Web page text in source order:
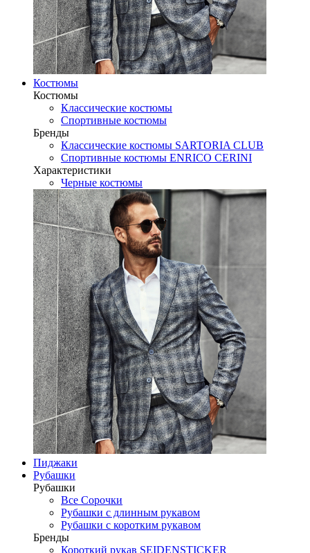
Костюмы
Костюмы
Классические костюмы
Спортивные костюмы
Бренды
Классические костюмы SARTORIA CLUB
Спортивные костюмы ENRICO CERINI
Характеристики
Черные костюмы
Пиджаки
Рубашки
Рубашки
Все Сорочки
Рубашки с длинным рукавом
Рубашки с коротким рукавом
Бренды
Короткий рукав SEIDENSTICKER